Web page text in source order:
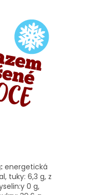
energetická
tuky: 6,3 g, z
0 g,